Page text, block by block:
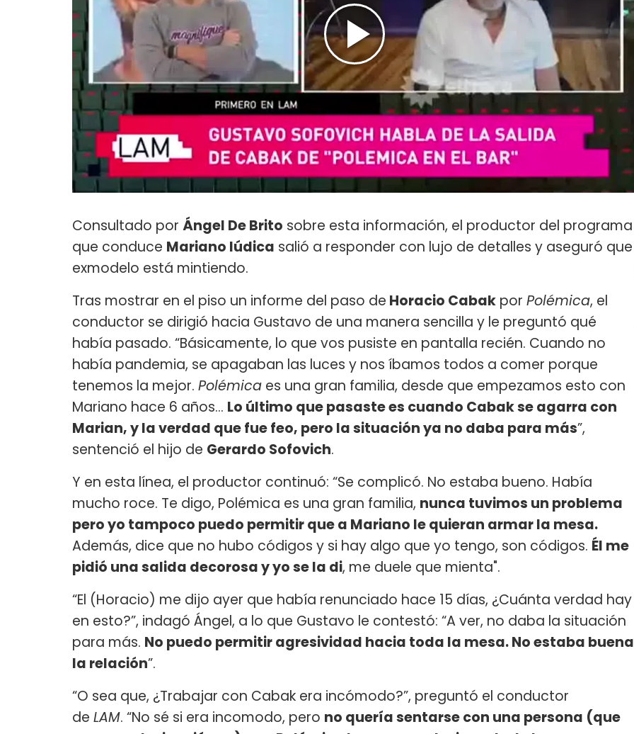
Consultado por Ángel De Brito sobre esta información, el productor del programa
que conduce Mariano Iúdica salió a responder con lujo de detalles y aseguró que
exmodelo está mintiendo.
Tras mostrar en el piso un informe del paso de Horacio Cabak por Polémica, el
conductor se dirigió hacia Gustavo de una manera sencilla y le preguntó qué
había pasado. “Básicamente, lo que vos pusiste en pantalla recién. Cuando no
había pandemia, se apagaban las luces y nos íbamos todos a comer porque
tenemos la mejor. Polémica es una gran familia, desde que empezamos esto con
Mariano hace 6 años… Lo último que pasaste es cuando Cabak se agarra con
Marian, y la verdad que fue feo, pero la situación ya no daba para más”,
sentenció el hijo de Gerardo Sofovich.
Y en esta línea, el productor continuó: “Se complicó. No estaba bueno. Había
mucho roce. Te digo, Polémica es una gran familia, nunca tuvimos un problema
pero yo tampoco puedo permitir que a Mariano le quieran armar la mesa.
Además, dice que no hubo códigos y si hay algo que yo tengo, son códigos. Él me
pidió una salida decorosa y yo se la di, me duele que mienta".
“El (Horacio) me dijo ayer que había renunciado hace 15 días, ¿Cuánta verdad hay
en esto?”, indagó Ángel, a lo que Gustavo le contestó: “A ver, no daba la situación
para más. No puedo permitir agresividad hacia toda la mesa. No estaba buena
la relación”.
“O sea que, ¿Trabajar con Cabak era incómodo?”, preguntó el conductor
de LAM. “No sé si era incomodo, pero no quería sentarse con una persona (que